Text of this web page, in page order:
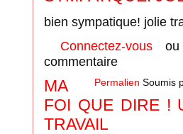
bien sympatique! jolie
Connectez-vous
commentaire
Permalien Soumis
MA
FOI QUE DIRE !
TRAVAIL